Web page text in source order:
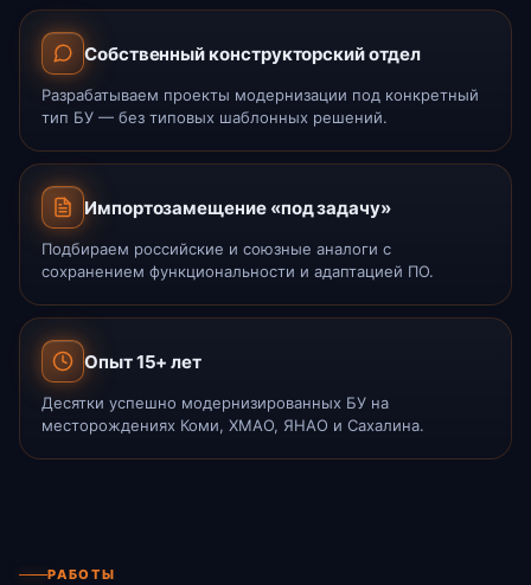
Собственный конструкторский отдел
Разрабатываем проекты модернизации под конкретный
тип БУ — без типовых шаблонных решений.
Импортозамещение «под задачу»
Подбираем российские и союзные аналоги с
сохранением функциональности и адаптацией ПО.
Опыт 15+ лет
Десятки успешно модернизированных БУ на
месторождениях Коми, ХМАО, ЯНАО и Сахалина.
РАБОТЫ